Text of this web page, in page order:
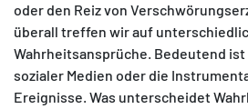
oder den Reiz von
überall treffen wir auf
Wahrheitsansprüche. Bedeutend
sozialer Medien oder die
Ereignisse. Was unterscheidet